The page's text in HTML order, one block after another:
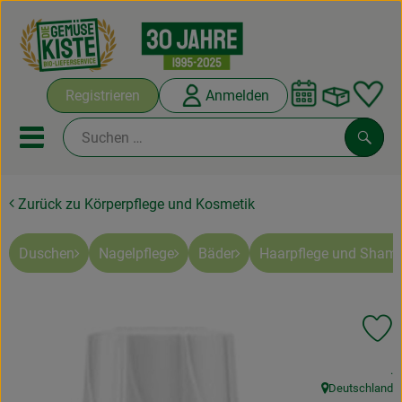
Registrieren Anmelden
Mobiles Menu öffnen oder
Abokisten
Kochboxen
Zurück zu Körperpflege und Kosmetik
Duschen Nagelpflege Bäder Haarpflege und
,
.
, Herkunft:
Deutschland